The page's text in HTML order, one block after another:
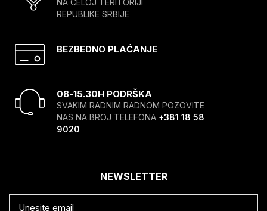
NA CELOJ TERITORIJI
REPUBLIKE SRBIJE
BEZBEDNO PLAĆANJE
08-15.30H PODRŠKA
SVAKIM RADNIM RADNOM POZOVITE
NAS NA BROJ TELEFONA +381 18 58
9020
NEWSLETTER